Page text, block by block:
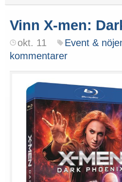
Vinn X-men:
okt. 11 Event &
kommentarer